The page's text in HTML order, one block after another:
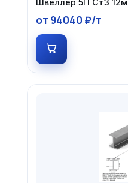
Швеллер 5П Ст3 12м
от 94040 ₽/т